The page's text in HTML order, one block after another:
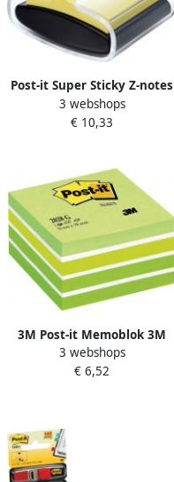
Post-it Super Sticky Z-notes
dispenser Pro Color voor ft
76 x 76 mm inclusief blok
3 webshops
€ 10,33
3M Post-it Memoblok 3M
Post it 2028G kubus
76x76mm aqua groen
3 webshops
€ 6,52